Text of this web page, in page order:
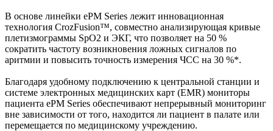
В основе линейки ePM Series лежит инновационная
технология CrozFusion™, совместно анализирующая кривые
плетизмограммы SpO2 и ЭКГ, что позволяет на 50 %
сократить частоту возникновения ложных сигналов по
аритмии и повысить точность измерения ЧСС на 30 %*.
Благодаря удобному подключению к центральной станции и
системе электронных медицинских карт (EMR) мониторы
пациента ePM Series обеспечивают непрерывный мониторинг
вне зависимости от того, находится ли пациент в палате или
перемещается по медицинскому учреждению.